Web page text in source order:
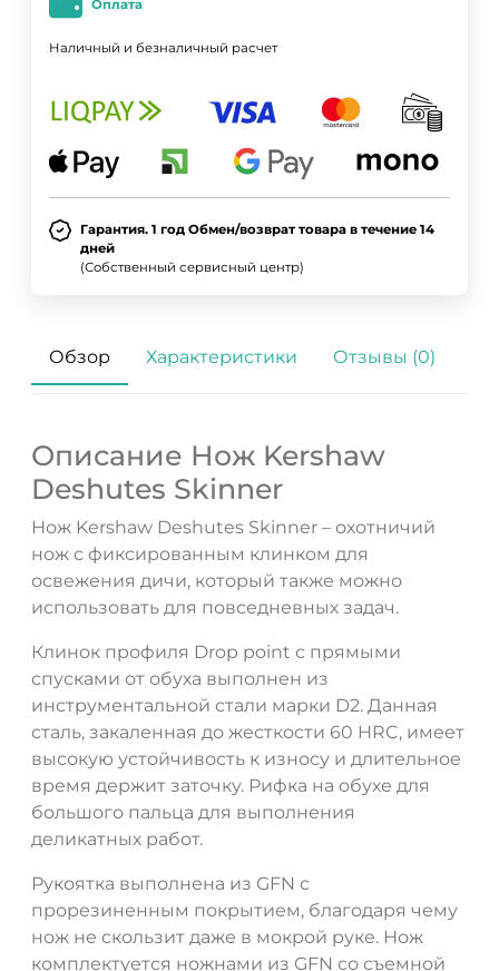
Оплата
Наличный и безналичный расчет
Гарантия. 1 год Обмен/возврат товара в течение 14
дней
(Собственный сервисный центр)
Обзор Характеристики Отзывы (0)
Описание Нож Kershaw
Deshutes Skinner
Нож Kershaw Deshutes Skinner – охотничий
нож с фиксированным клинком для
освежения дичи, который также можно
использовать для повседневных задач.
Клинок профиля Drop point с прямыми
спусками от обуха выполнен из
инструментальной стали марки D2. Данная
сталь, закаленная до жесткости 60 HRC, имеет
высокую устойчивость к износу и длительное
время держит заточку. Рифка на обухе для
большого пальца для выполнения
деликатных работ.
Рукоятка выполнена из GFN с
прорезиненным покрытием, благодаря чему
нож не скользит даже в мокрой руке. Нож
комплектуется ножнами из GFN со съемной
ДА НЕТ